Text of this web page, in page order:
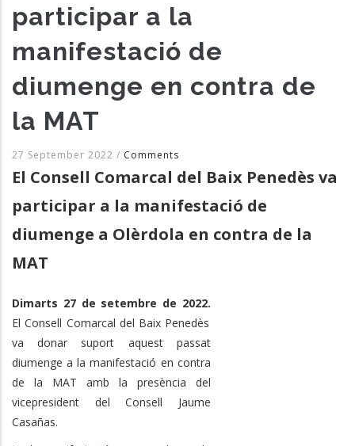
participar a la
manifestació de
diumenge en contra de
la MAT
27 September 2022 / Comments
El Consell Comarcal del Baix Penedès va
participar a la manifestació de
diumenge a Olèrdola en contra de la
MAT
Dimarts 27 de setembre de 2022.
El Consell Comarcal del Baix Penedès
va donar suport aquest passat
diumenge a la manifestació en contra
de la MAT amb la presència del
vicepresident del Consell Jaume
Casañas.